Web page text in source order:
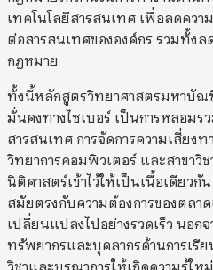
เทคโนโลยีสารสนเทศ เพื่อลดควา
ต่อสารสนเทศขององค์กร รวมทั้งล
กฎหมาย
ทั้งนี้หลักสูตรวิทยาศาสตรมหาบัณฑิ
มั่นคงทางไซเบอร์ เป็นการหลอมร
สารสนเทศ การจัดการความเสี่ยง
วิทยาการคอมพิวเตอร์ และสาขาวิ
นิติศาสตร์เข้าไว้ให้เป็นเนื้อเดียว
สมัยตรงกับความต้องการของตลา
เปลี่ยนแปลงไปอย่างรวดเร็ว นอก
ทรัพยากรและบุคลากรด้านการเรีย
วิชาและบูรณาการให้เกิดความรู้ใหม่